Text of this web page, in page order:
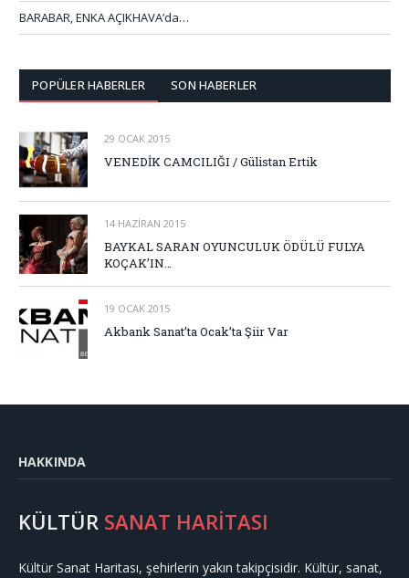
BARABAR, ENKA AÇIKHAVA’da…
POPÜLER HABERLER SON HABERLER
29 OCAK 2015
VENEDİK CAMCILIĞI / Gülistan Ertik
14 HAZIRAN 2015
BAYKAL SARAN OYUNCULUK ÖDÜLÜ FULYA
KOÇAK’IN…
19 OCAK 2015
Akbank Sanat’ta Ocak’ta Şiir Var
HAKKINDA
KÜLTÜR SANAT HARİTASI
Kültür Sanat Haritası, şehirlerin yakın takipçisidir. Kültür, sanat,